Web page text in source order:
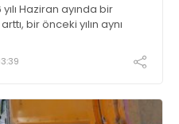
Haziran ayında bir
bir önceki yılın aynı